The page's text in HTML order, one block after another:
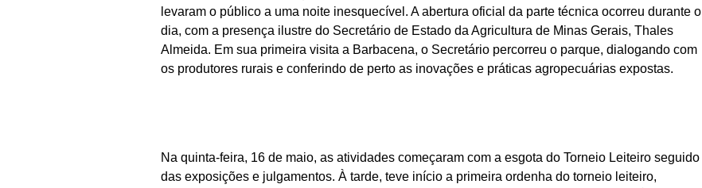
levaram o público a uma noite inesquecível. A abertura oficial da parte técnica ocorreu durante o
dia, com a presença ilustre do Secretário de Estado da Agricultura de Minas Gerais, Thales
Almeida. Em sua primeira visita a Barbacena, o Secretário percorreu o parque, dialogando com
os produtores rurais e conferindo de perto as inovações e práticas agropecuárias expostas.
Na quinta-feira, 16 de maio, as atividades começaram com a esgota do Torneio Leiteiro seguido
das exposições e julgamentos. À tarde, teve início a primeira ordenha do torneio leiteiro,